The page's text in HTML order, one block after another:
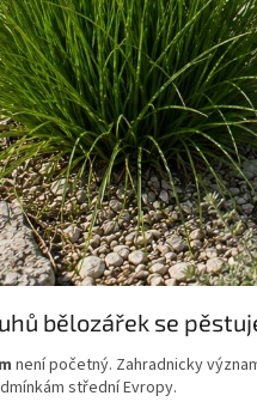
bělozářek se
není početný. Zahradnicky
střední Evropy.